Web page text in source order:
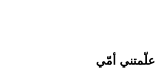
علّمتني أمّي